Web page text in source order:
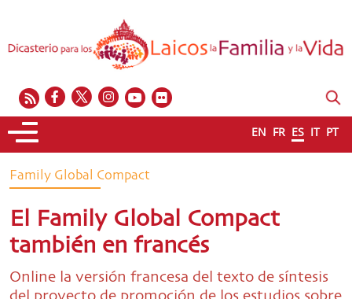
EN FR ES IT PT
Family Global Compact
El Family Global Compact
también en francés
Online la versión francesa del texto de síntesis